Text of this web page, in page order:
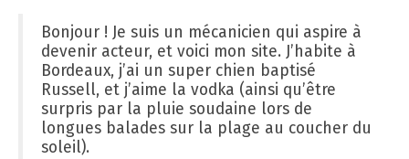
Bonjour ! Je suis un mécanicien qui aspire à
devenir acteur, et voici mon site. J’habite à
Bordeaux, j’ai un super chien baptisé
Russell, et j’aime la vodka (ainsi qu’être
surpris par la pluie soudaine lors de
longues balades sur la plage au coucher du
soleil).